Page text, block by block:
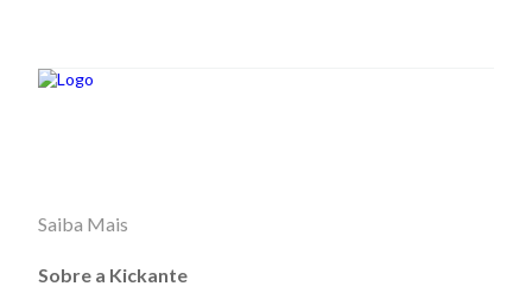
Saiba Mais
Sobre a Kickante